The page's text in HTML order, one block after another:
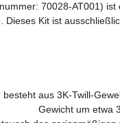
70028-AT001)
Dieses Kit ist
besteht aus 3K-Twill-
Gewicht um etwa